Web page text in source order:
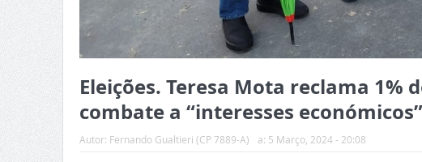
Eleições. Teresa Mota reclama 1%
combate a “interesses económicos”
Autor: Fernando Gualtieri (CP 7889-A) a: 5 Março, 2024 - 20:08